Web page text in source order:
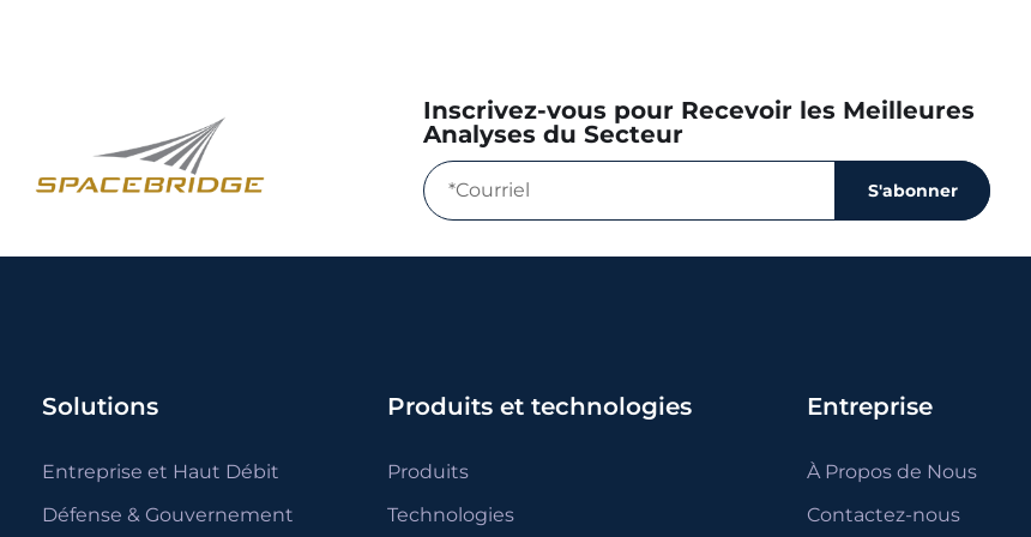
Inscrivez-vous pour Recevoir les Meilleures
Analyses du Secteur
S'abonner
Solutions
Entreprise et Haut Débit
Défense & Gouvernement
Produits et technologies
Produits
Technologies
Entreprise
À Propos de Nous
Contactez-nous